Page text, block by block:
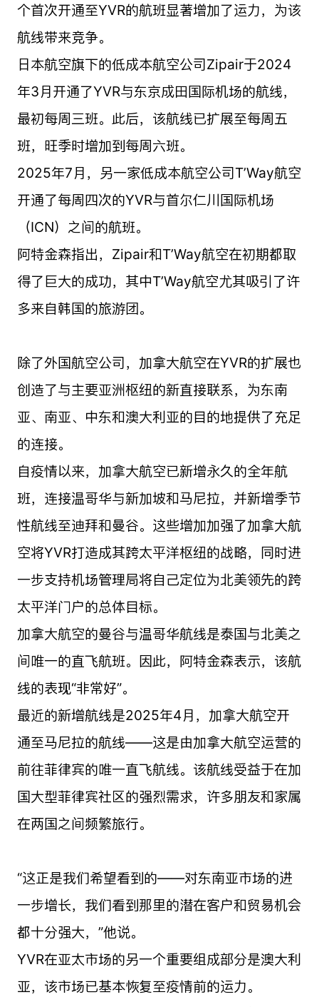
个首次开通至YVR的航班显著增加了运力，为该
航线带来竞争。
日本航空旗下的低成本航空公司Zipair于2024
年3月开通了YVR与东京成田国际机场的航线，
最初每周三班。此后，该航线已扩展至每周五
班，旺季时增加到每周六班。
2025年7月，另一家低成本航空公司T’Way航空
开通了每周四次的YVR与首尔仁川国际机场
（ICN）之间的航班。
阿特金森指出，Zipair和T’Way航空在初期都取
得了巨大的成功，其中T’Way航空尤其吸引了许
多来自韩国的旅游团。
除了外国航空公司，加拿大航空在YVR的扩展也
创造了与主要亚洲枢纽的新直接联系，为东南
亚、南亚、中东和澳大利亚的目的地提供了充足
的连接。
自疫情以来，加拿大航空已新增永久的全年航
班，连接温哥华与新加坡和马尼拉，并新增季节
性航线至迪拜和曼谷。这些增加加强了加拿大航
空将YVR打造成其跨太平洋枢纽的战略，同时进
一步支持机场管理局将自己定位为北美领先的跨
太平洋门户的总体目标。
加拿大航空的曼谷与温哥华航线是泰国与北美之
间唯一的直飞航班。因此，阿特金森表示，该航
线的表现“非常好”。
最近的新增航线是2025年4月，加拿大航空开
通至马尼拉的航线——这是由加拿大航空运营的
前往菲律宾的唯一直飞航线。该航线受益于在加
国大型菲律宾社区的强烈需求，许多朋友和家属
在两国之间频繁旅行。
“这正是我们希望看到的——对东南亚市场的进
一步增长，我们看到那里的潜在客户和贸易机会
都十分强大，”他说。
YVR在亚太市场的另一个重要组成部分是澳大利
亚，该市场已基本恢复至疫情前的运力。